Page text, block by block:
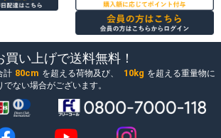
買い上げで送料無料！
計 80cm を超える荷物及び、 10kg を超える重量物に
でない場合がございます。